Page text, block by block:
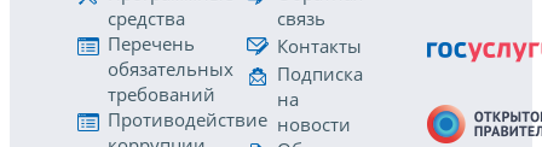
средства
Перечень
обязательных
требований
Противодействие
связь
Контакты
Подписка
на
новости